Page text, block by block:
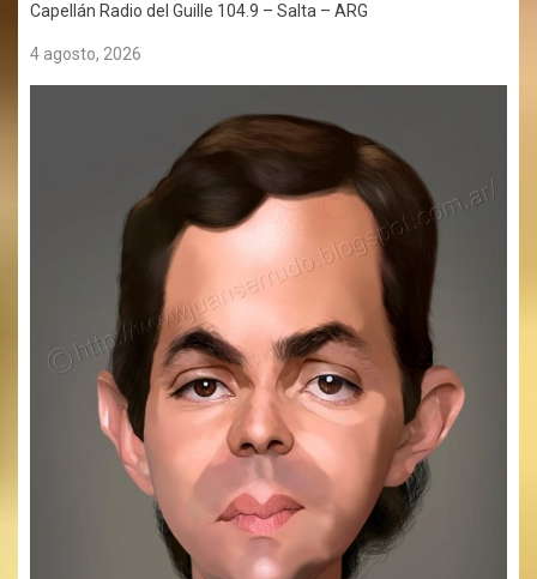
Capellán Radio del Guille 104.9 – Salta – ARG
4 agosto, 2026